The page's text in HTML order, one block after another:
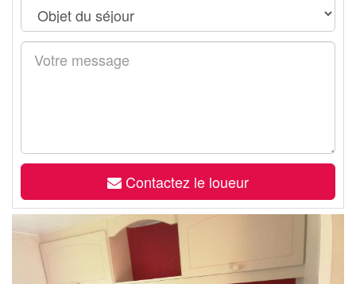
Contactez le loueur